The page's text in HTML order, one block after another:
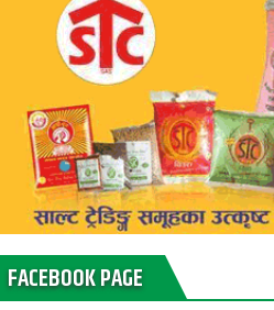
FACEBOOK PAGE